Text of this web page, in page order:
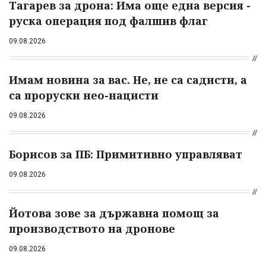
Тагарев за дрона: Има още една версия -
руска операция под фалшив флаг
09.08.2026
Имам новина за вас. Не, не са садисти, а
са проруски нео-нацисти
09.08.2026
Борисов за ПБ: Примитивно управляват
09.08.2026
Йотова зове за държавна помощ за
производството на дронове
09.08.2026